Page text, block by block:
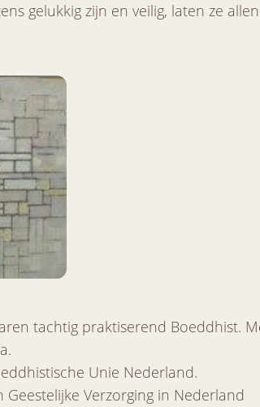
gelukkig zijn en veilig, laten ze
tachtig praktiserend Boeddhist.
Unie Nederland.
Verzorging in Nederland